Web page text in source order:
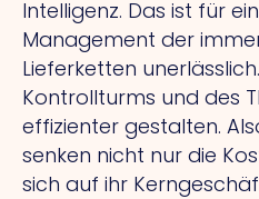
Intelligenz. Das ist für
Management der
Lieferketten
Kontrollturms und des
effizienter gestalten.
senken nicht nur die
sich auf ihr